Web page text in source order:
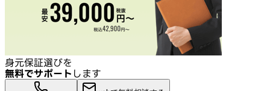
身元保証選びを
無料でサポート します